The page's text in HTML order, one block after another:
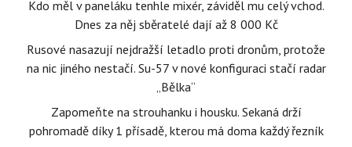
Kdo měl v paneláku tenhle mixér, záviděl mu celý vchod.
Dnes za něj sběratelé dají až 8 000 Kč
Rusové nasazují nejdražší letadlo proti dronům, protože
na nic jiného nestačí. Su-57 v nové konfiguraci stačí radar
„Bělka“
Zapomeňte na strouhanku i housku. Sekaná drží
pohromadě díky 1 přísadě, kterou má doma každý řezník